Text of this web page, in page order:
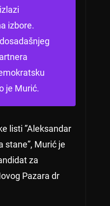
izbore.
je Murić.
listi ”Aleksandar
stane”, Murić je
za
Pazara dr